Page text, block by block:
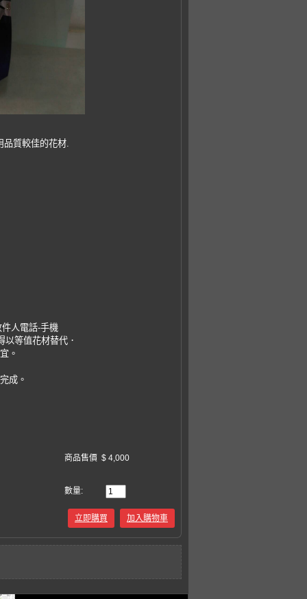
品質較佳的花材.
人電話-手機
等值花材替代．
。
成。
商品售價 $ 4,000
數量:
立即購買 加入購物車